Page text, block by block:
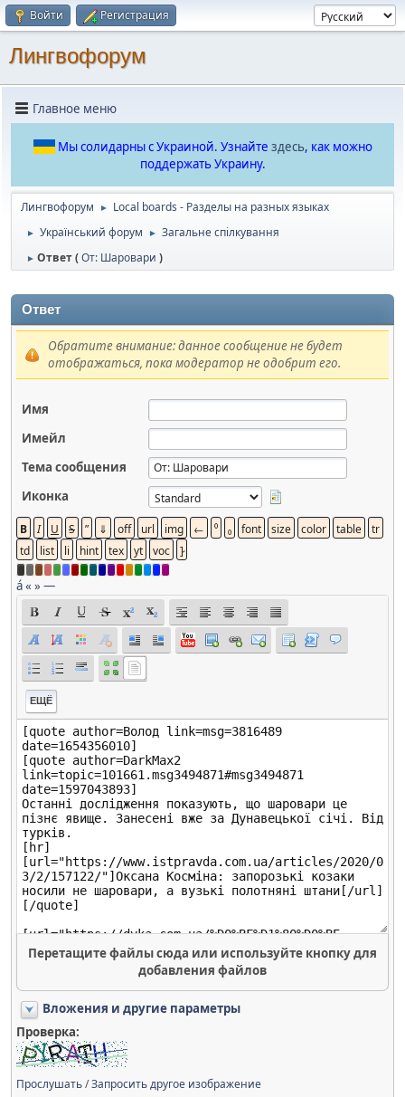
Войти Регистрация
Лингвофорум
Главное меню
Мы солидарны с Украиной. Узнайте здесь, как можно
поддержать Украину.
Лингвофорум ► Local boards - Разделы на разных языках
► Український форум ► Загальне спілкування
► Ответ (От: Шаровари )
Ответ
Обратите внимание: данное сообщение не будет
отображаться, пока модератор не одобрит его.
Имя
Имейл
Тема сообщения
Иконка
á« »—
ЕЩЁ
Перетащите файлы сюда или используйте кнопку для
добавления файлов
Вложения и другие параметры
Проверка:
Прослушать/Запросить другое изображение